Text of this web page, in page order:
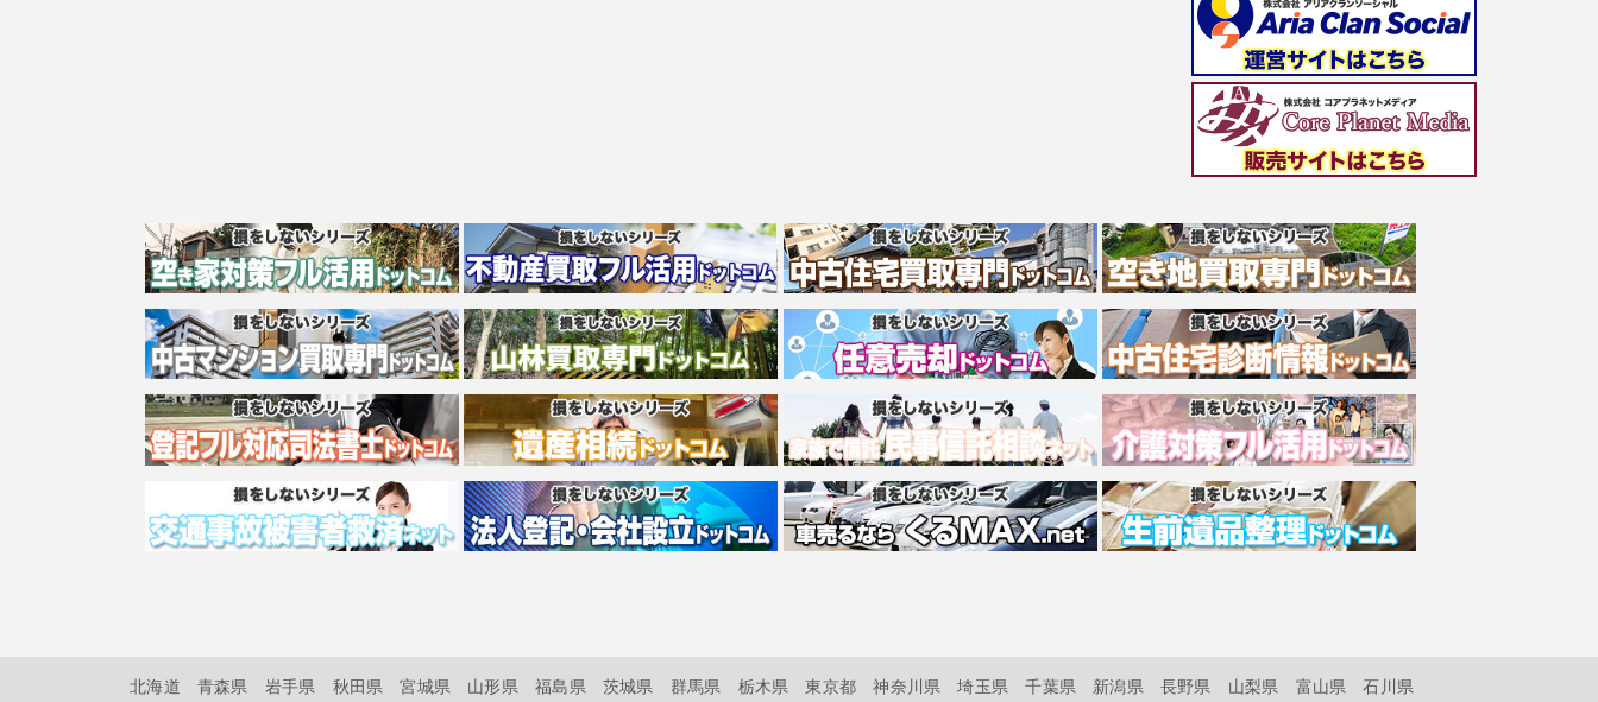
北海道 青森県 岩手県 秋田県 宮城県 山形県 福島県 茨城県 群馬県 栃木県 東京都 神奈川県 埼玉県 千葉県 新潟県 長野県 山梨県 富山県 石川県